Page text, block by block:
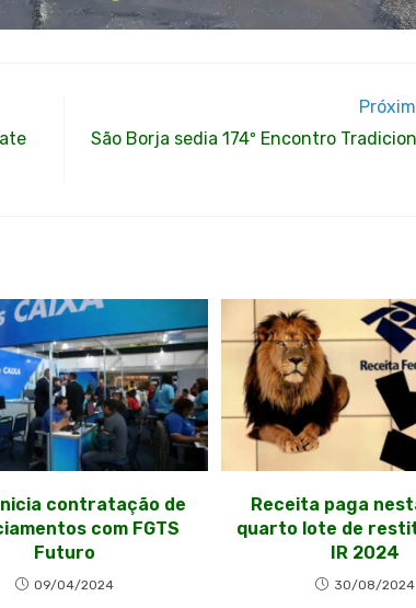
São Borja sedia 174º Encontro
contratação de
com FGTS
Futuro
09/04/2024
Receita paga
quarto lote de
IR 2024
30/08/2024